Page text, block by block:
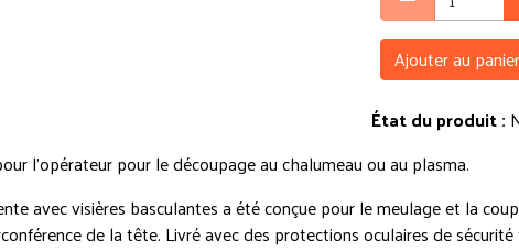
Ajouter au panier
État du produit :
l’opérateur pour le découpage au chalumeau ou au plasma.
avec visières basculantes a été conçue pour le meulage et la
de la tête. Livré avec des protections oculaires de